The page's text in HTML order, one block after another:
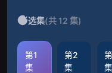
选集(共 12 集)
第1
集
第2
集
集